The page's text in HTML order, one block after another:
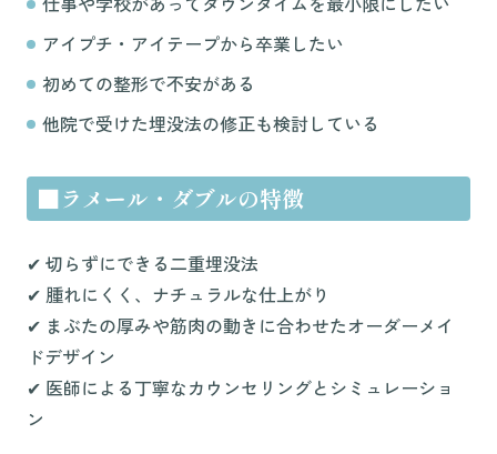
アイプチ・アイテープから卒業したい
初めての整形で不安がある
他院で受けた埋没法の修正も検討している
■ラメール・ダブルの特徴
✔︎ 切らずにできる二重埋没法
✔︎ 腫れにくく、ナチュラルな仕上がり
✔︎ まぶたの厚みや筋肉の動きに合わせたオーダーメイ
ドデザイン
✔︎ 医師による丁寧なカウンセリングとシミュレーショ
ン